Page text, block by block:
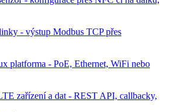
- výstup Modbus TCP přes
platforma - PoE, Ethernet, WiFi nebo
zařízení a dat - REST API, callbacky,